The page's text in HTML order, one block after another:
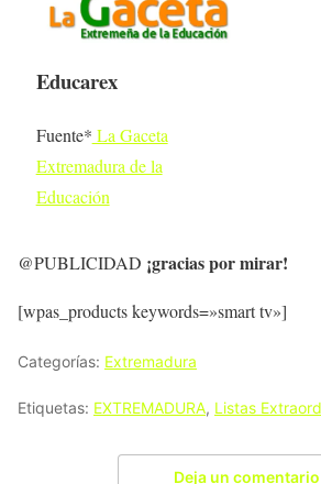
Educarex
Fuente* La Gaceta
Extremadura de la
Educación
@PUBLICIDAD ¡gracias por mirar!
[wpas_products keywords=»smart tv»]
Categorías: Extremadura
Etiquetas: EXTREMADURA, Listas
Deja un comentario